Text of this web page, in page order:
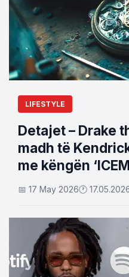
LIFESTYLE
Detajet – Drake
madh të
me këngën
📅 17 May 2026🕐